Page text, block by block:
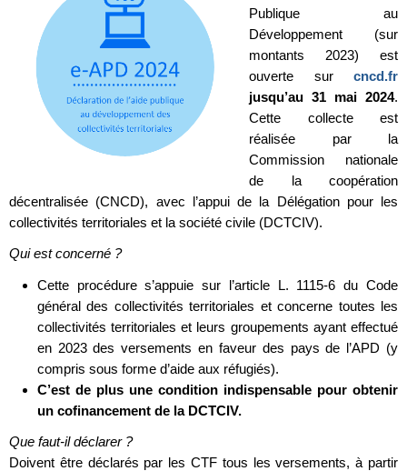
Publique au
Développement (sur
montants 2023) est
ouverte sur cncd.fr
jusqu’au 31 mai 2024.
Cette collecte est
réalisée par la
Commission nationale
de la coopération
décentralisée (CNCD), avec l’appui de la Délégation pour les
collectivités territoriales et la société civile (DCTCIV).
Qui est concerné ?
Cette procédure s’appuie sur l’article L. 1115-6 du Code
général des collectivités territoriales et concerne toutes les
collectivités territoriales et leurs groupements ayant effectué
en 2023 des versements en faveur des pays de l’APD (y
compris sous forme d’aide aux réfugiés).
C’est de plus une condition indispensable pour obtenir
un cofinancement de la DCTCIV.
Que faut-il déclarer ?
Doivent être déclarés par les CTF tous les versements, à partir